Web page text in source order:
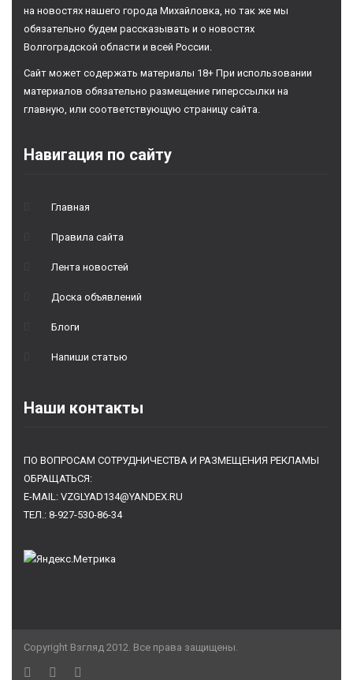
на новостях нашего города Михайловка, но так же мы
обязательно будем рассказывать и о новостях
Волгоградской области и всей России.
Сайт может содержать материалы 18+ При использовании
материалов обязательно размещение гиперссылки на
главную, или соответствующую страницу сайта.
Навигация по сайту
Главная
Правила сайта
Лента новостей
Доска объявлений
Блоги
Напиши статью
Наши контакты
ПО ВОПРОСАМ СОТРУДНИЧЕСТВА И РАЗМЕЩЕНИЯ РЕКЛАМЫ
ОБРАЩАТЬСЯ:
E-MAIL: VZGLYAD134@YANDEX.RU
ТЕЛ.: 8-927-530-86-34
Copyright Взгляд 2012. Все права защищены.